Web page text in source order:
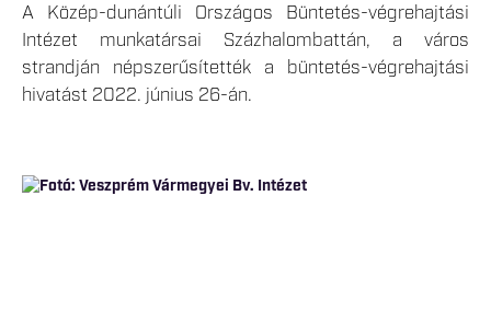
A Közép-dunántúli Országos Büntetés-végrehajtási
Intézet munkatársai Százhalombattán, a város
strandján népszerűsítették a büntetés-végrehajtási
hivatást 2022. június 26-án.